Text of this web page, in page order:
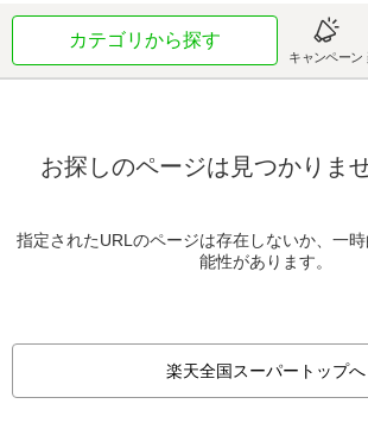
カテゴリから探す
キャンペーン
お探しのページは見つかりま
指定されたURLのページは存在しないか、一
能性があります。
楽天全国スーパートップへ